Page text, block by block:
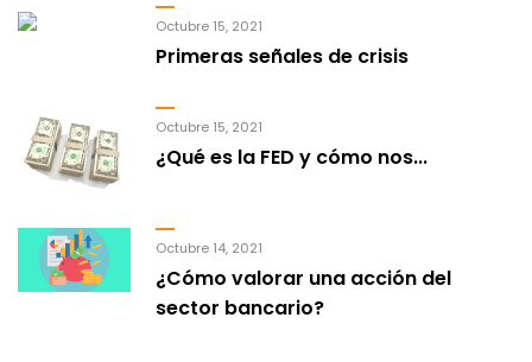
Octubre 15, 2021
Primeras señales de crisis
Octubre 15, 2021
¿Qué es la FED y cómo nos...
Octubre 14, 2021
¿Cómo valorar una acción del
sector bancario?